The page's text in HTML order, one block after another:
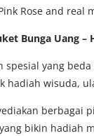
Rose and real
Bunga Uang –
spesial yang
hadiah wisuda,
berbagai
bikin hadiah